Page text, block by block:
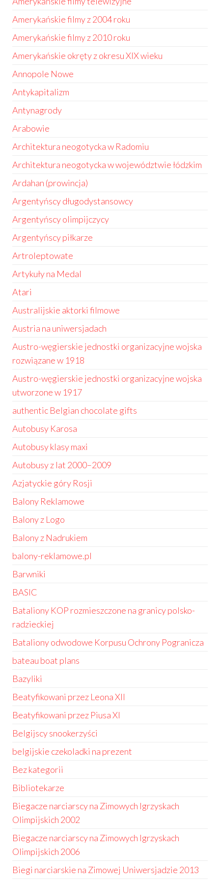
Amerykańskie filmy z 2004 roku
Amerykańskie filmy z 2010 roku
Amerykańskie okręty z okresu XIX wieku
Annopole Nowe
Antykapitalizm
Antynagrody
Arabowie
Architektura neogotycka w Radomiu
Architektura neogotycka w województwie łódzkim
Ardahan (prowincja)
Argentyńscy długodystansowcy
Argentyńscy olimpijczycy
Argentyńscy piłkarze
Artroleptowate
Artykuły na Medal
Atari
Australijskie aktorki filmowe
Austria na uniwersjadach
Austro-węgierskie jednostki organizacyjne wojska
rozwiązane w 1918
Austro-węgierskie jednostki organizacyjne wojska
utworzone w 1917
authentic Belgian chocolate gifts
Autobusy Karosa
Autobusy klasy maxi
Autobusy z lat 2000–2009
Azjatyckie góry Rosji
Balony Reklamowe
Balony z Logo
Balony z Nadrukiem
balony-reklamowe.pl
Barwniki
BASIC
Bataliony KOP rozmieszczone na granicy polsko-
radzieckiej
Bataliony odwodowe Korpusu Ochrony Pogranicza
bateau boat plans
Bazyliki
Beatyfikowani przez Leona XII
Beatyfikowani przez Piusa XI
Belgijscy snookerzyści
belgijskie czekoladki na prezent
Bez kategorii
Bibliotekarze
Biegacze narciarscy na Zimowych Igrzyskach
Olimpijskich 2002
Biegacze narciarscy na Zimowych Igrzyskach
Olimpijskich 2006
Biegi narciarskie na Zimowej Uniwersjadzie 2013